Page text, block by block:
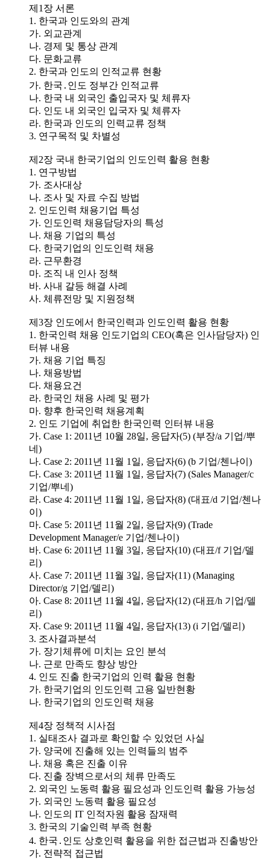
제1장 서론
1. 한국과 인도와의 관계
가. 외교관계
나. 경제 및 통상 관계
다. 문화교류
2. 한국과 인도의 인적교류 현황
가. 한국․인도 정부간 인적교류
나. 한국 내 외국인 출입국자 및 체류자
다. 인도 내 외국인 입국자 및 체류자
라. 한국과 인도의 인력교류 정책
3. 연구목적 및 차별성
제2장 국내 한국기업의 인도인력 활용 현황
1. 연구방법
가. 조사대상
나. 조사 및 자료 수집 방법
2. 인도인력 채용기업 특성
가. 인도인력 채용담당자의 특성
나. 채용 기업의 특성
다. 한국기업의 인도인력 채용
라. 근무환경
마. 조직 내 인사 정책
바. 사내 갈등 해결 사례
사. 체류전망 및 지원정책
제3장 인도에서 한국인력과 인도인력 활용 현황
1. 한국인력 채용 인도기업의 CEO(혹은 인사담당자) 인
터뷰 내용
가. 채용 기업 특징
나. 채용방법
다. 채용요건
라. 한국인 채용 사례 및 평가
마. 향후 한국인력 채용계획
2. 인도 기업에 취업한 한국인력 인터뷰 내용
가. Case 1: 2011년 10월 28일, 응답자(5) (부장/a 기업/뿌
네)
나. Case 2: 2011년 11월 1일, 응답자(6) (b 기업/첸나이)
다. Case 3: 2011년 11월 1일, 응답자(7) (Sales Manager/c
기업/뿌네)
라. Case 4: 2011년 11월 1일, 응답자(8) (대표/d 기업/첸나
이)
마. Case 5: 2011년 11월 2일, 응답자(9) (Trade
Development Manager/e 기업/첸나이)
바. Case 6: 2011년 11월 3일, 응답자(10) (대표/f 기업/델
리)
사. Case 7: 2011년 11월 3일, 응답자(11) (Managing
Director/g 기업/델리)
아. Case 8: 2011년 11월 4일, 응답자(12) (대표/h 기업/델
리)
자. Case 9: 2011년 11월 4일, 응답자(13) (i 기업/델리)
3. 조사결과분석
가. 장기체류에 미치는 요인 분석
나. 근로 만족도 향상 방안
4. 인도 진출 한국기업의 인력 활용 현황
가. 한국기업의 인도인력 고용 일반현황
나. 한국기업의 인도인력 채용
제4장 정책적 시사점
1. 실태조사 결과로 확인할 수 있었던 사실
가. 양국에 진출해 있는 인력들의 범주
나. 채용 혹은 진출 이유
다. 진출 장벽으로서의 체류 만족도
2. 외국인 노동력 활용 필요성과 인도인력 활용 가능성
가. 외국인 노동력 활용 필요성
나. 인도의 IT 인적자원 활용 잠재력
3. 한국의 기술인력 부족 현황
4. 한국․인도 상호인력 활용을 위한 접근법과 진출방안
가. 전략적 접근법